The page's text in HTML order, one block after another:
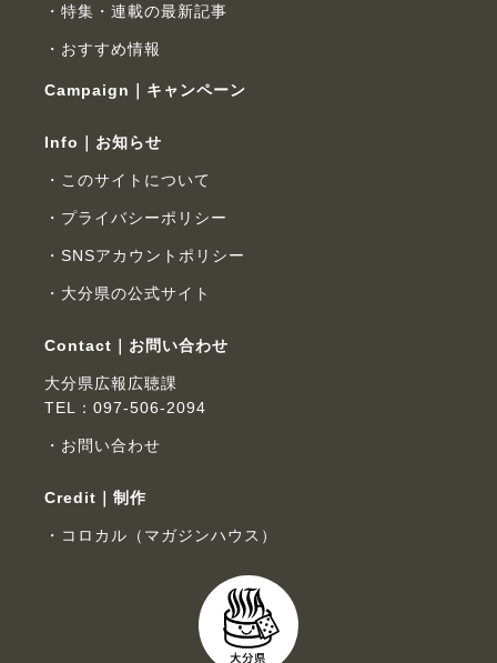
特集・連載の最新記事
おすすめ情報
Campaign｜キャンペーン
Info｜お知らせ
このサイトについて
プライバシーポリシー
SNSアカウントポリシー
大分県の公式サイト
Contact｜お問い合わせ
大分県広報広聴課
TEL：097-506-2094
お問い合わせ
Credit｜制作
コロカル（マガジンハウス）